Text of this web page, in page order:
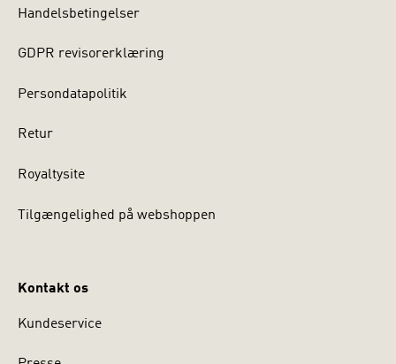
Handelsbetingelser
GDPR revisorerklæring
Persondatapolitik
Retur
Royaltysite
Tilgængelighed på webshoppen
Kontakt os
Kundeservice